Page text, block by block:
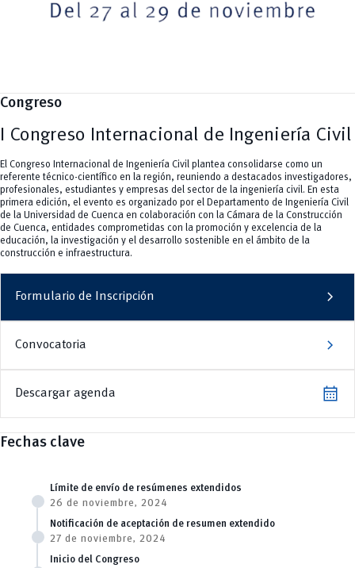
Ingeniería Industria y Construcción
INgenieriaIndustria y Construcción
Deportes
Epicentro de innovación
Radio Universitaria
Salud
Vinculación
Gestión
Congreso
I Congreso Internacional de Ingeniería Civil
El Congreso Internacional de Ingeniería Civil plantea consolidarse como un
referente técnico-científico en la región, reuniendo a destacados investigadores,
profesionales, estudiantes y empresas del sector de la ingeniería civil. En esta
primera edición, el evento es organizado por el Departamento de Ingeniería Civil
de la Universidad de Cuenca en colaboración con la Cámara de la Construcción
de Cuenca, entidades comprometidas con la promoción y excelencia de la
educación, la investigación y el desarrollo sostenible en el ámbito de la
construcción e infraestructura.
Formulario de Inscripción chevron_right
Convocatoria chevron_right
Descargar agenda calendar_month
Fechas clave
Límite de envío de resúmenes extendidos
26 de noviembre, 2024
Notificación de aceptación de resumen extendido
27 de noviembre, 2024
Inicio del Congreso